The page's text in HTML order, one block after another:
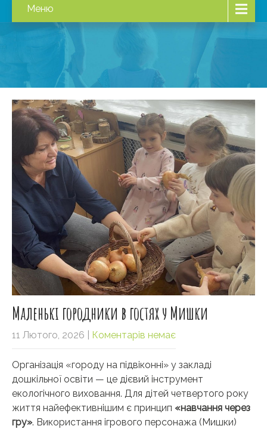
Меню
Маленькі городники в гостях у Мишки
11 Лютого, 2026 Коментарів немає
Організація «городу на підвіконні» у закладі
дошкільної освіти — це дієвий інструмент
екологічного виховання. Для дітей четвертого року
життя найефективнішим є принцип «навчання через
гру». Використання ігрового персонажа (Мишки)